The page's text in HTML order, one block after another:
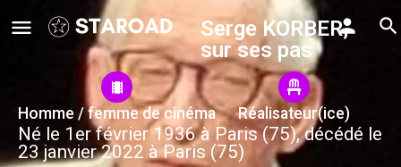
Serge KORBER,
sur ses pas
Homme / femme de cinéma Réalisateur(ice)
Né le 1er février 1936 à Paris (75), décédé le
23 janvier 2022 à Paris (75)